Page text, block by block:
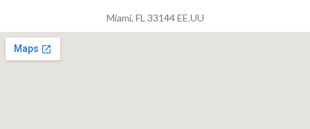
Miami, FL 33144 EE.UU